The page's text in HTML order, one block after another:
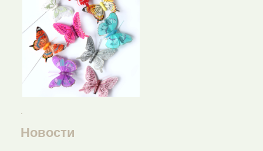
Новости